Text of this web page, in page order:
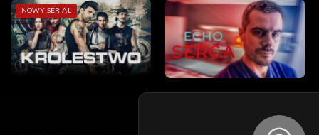
NOWY SERIAL